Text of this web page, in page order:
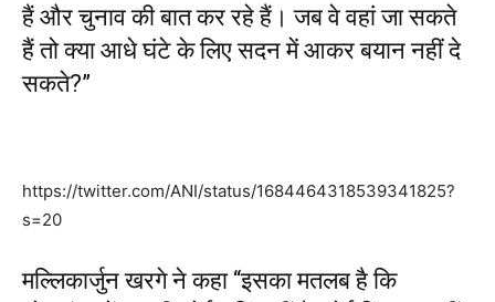
हैं और चुनाव की बात कर रहे हैं। जब वे वहां जा सकते
हैं तो क्या आधे घंटे के लिए सदन में आकर बयान नहीं दे
सकते?”
https://twitter.com/ANI/status/1684464318539341825?
s=20
मल्लिकार्जुन खरगे ने कहा “इसका मतलब है कि